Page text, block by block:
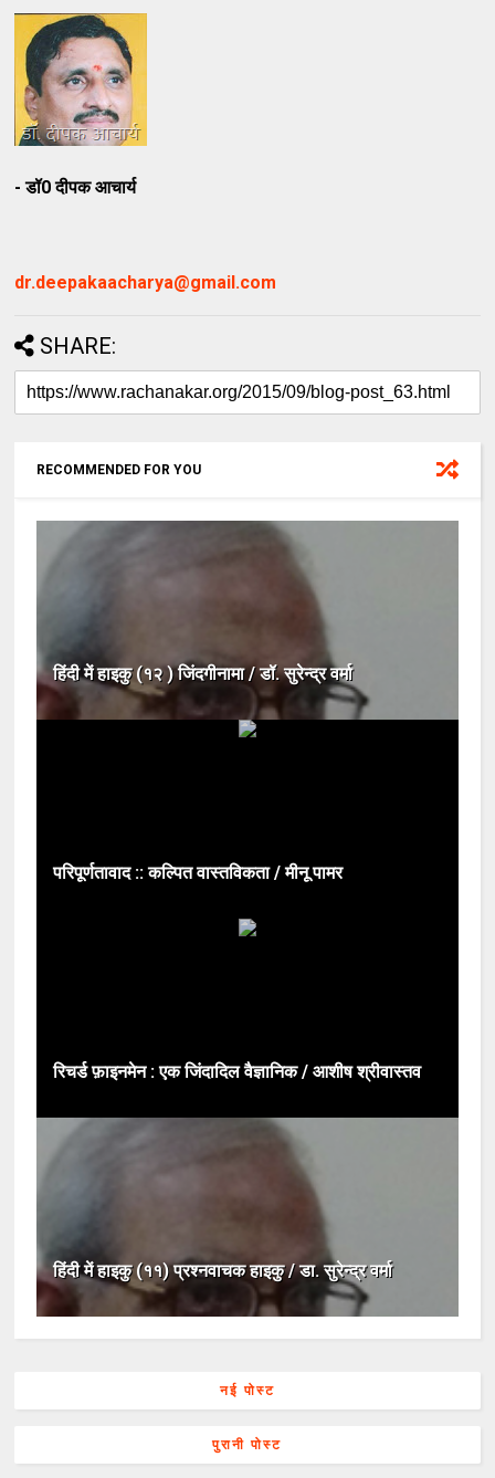
- डॉ0 दीपक आचार्य
dr.deepakaacharya@gmail.com
SHARE:
RECOMMENDED FOR YOU
हिंदी में हाइकु (१२ ) जिंदगीनामा / डॉ. सुरेन्द्र वर्मा
परिपूर्णतावाद :: कल्पित वास्तविकता / मीनू पामर
रिचर्ड फ़ाइनमेन : एक जिंदादिल वैज्ञानिक / आशीष श्रीवास्तव
हिंदी में हाइकु (११) प्रश्नवाचक हाइकु / डा. सुरेन्द्र वर्मा
नई पोस्ट
पुरानी पोस्ट